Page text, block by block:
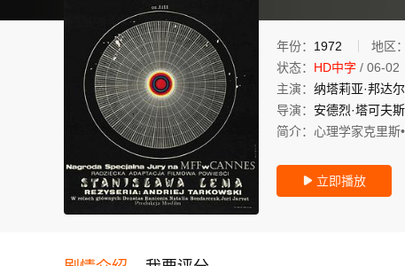
年份： 1972 地区：
状态： HD中字 / 06-02
主演： 纳塔莉亚·邦达
导演： 安德烈·塔可夫
简介： 心理学家克里
 立即播放